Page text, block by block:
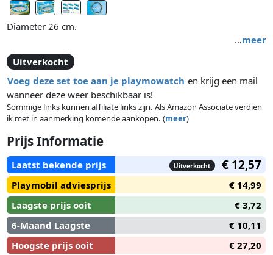
…meer
Diameter 26 cm.
Uitverkocht
Voeg deze set toe aan je playmowatch en krijg een mail
wanneer deze weer beschikbaar is!
Sommige links kunnen affiliate links zijn. Als Amazon Associate verdien
ik met in aanmerking komende aankopen. (meer)
Prijs Informatie
Laatst bekende prijs Uitverkocht € 12,57
Playmobil adviesprijs
€ 14,99
Laagste prijs ooit
€ 3,72
6-Maand Laagste
€ 10,11
Hoogste prijs ooit
€ 27,20